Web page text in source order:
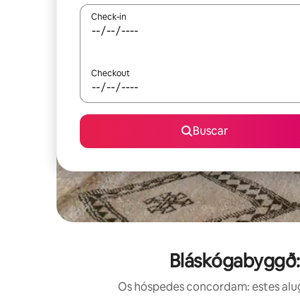
Check-in
Checkout
Buscar
Os hóspedes concordam: estes